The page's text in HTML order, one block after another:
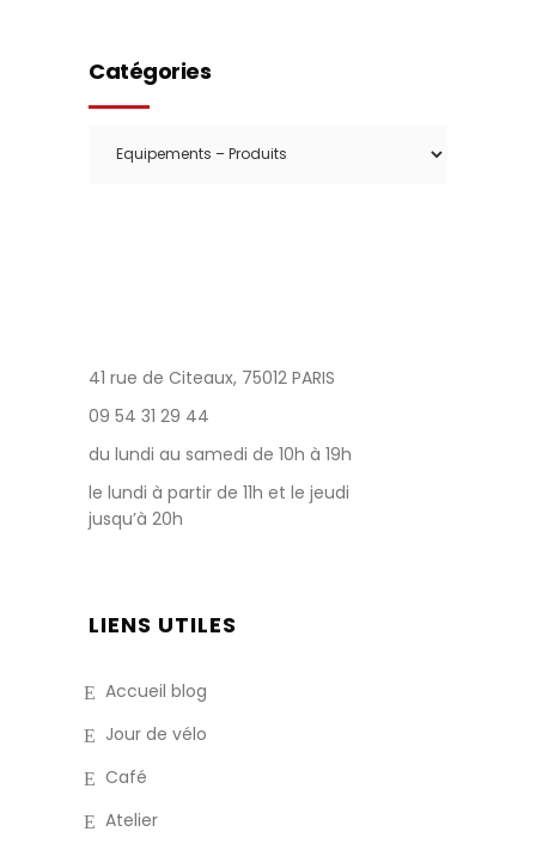
Catégories
41 rue de Citeaux, 75012 PARIS
09 54 31 29 44
du lundi au samedi de 10h à 19h
le lundi à partir de 11h et le jeudi
jusqu’à 20h
LIENS UTILES
Accueil blog
Jour de vélo
Café
Atelier